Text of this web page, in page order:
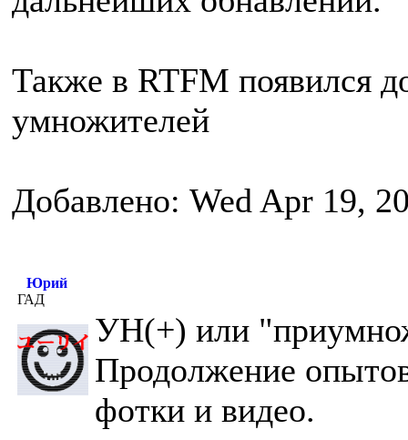
Также в RTFM появился
умножителей
Добавлено: Wed Apr 19,
Юрий
ГАД
УН(+) или
Продолжение
фотки и видео.